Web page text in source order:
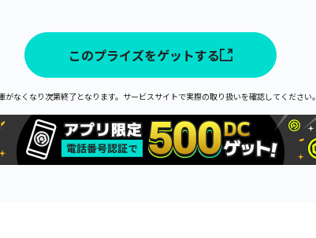
このプライズをゲットする
がなくなり次第終了となります。サービスサイトで実際の取り扱いを確認してください。